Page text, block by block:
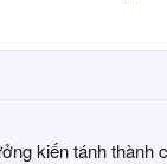
kiến tánh thành